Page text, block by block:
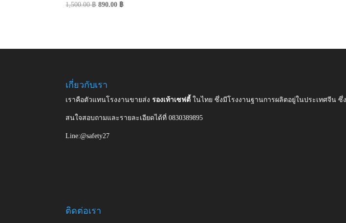
1,500.00฿ Original
890.00 ฿Current
เกี่ยวกับเรา
เราคือตัวแทนโรงงานขายส่งรองเท้าเซฟตี้ในไทย ซึ่งมีโรงงานฐานการผลิตอยู่ในประเทศจีน
สนใจสอบถามและรายละเอียดได้ที่ 0830389895
Line:@safety27
ติดต่อเรา